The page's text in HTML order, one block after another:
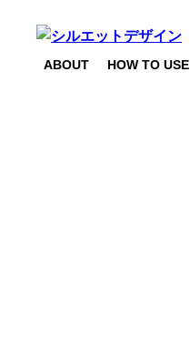
ABOUT HOW TO USE